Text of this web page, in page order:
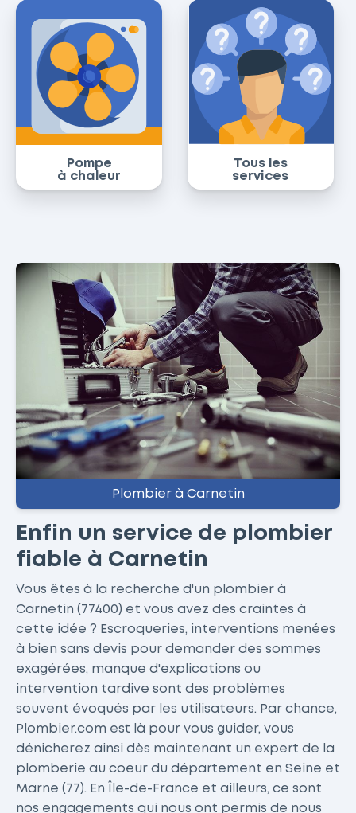
Pompe
à chaleur
Tous les
services
Plombier à Carnetin
Enfin un service de plombier
fiable à Carnetin
Vous êtes à la recherche d'un plombier à
Carnetin (77400) et vous avez des craintes à
cette idée ? Escroqueries, interventions menées
à bien sans devis pour demander des sommes
exagérées, manque d'explications ou
intervention tardive sont des problèmes
souvent évoqués par les utilisateurs. Par chance,
Plombier.com est là pour vous guider, vous
dénicherez ainsi dès maintenant un expert de la
plomberie au coeur du département en Seine et
Marne (77). En Île-de-France et ailleurs, ce sont
nos engagements qui nous ont permis de nous